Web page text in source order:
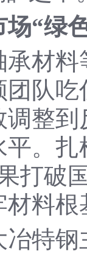
“绿
料
团队
整
。
打破
材料根
钢